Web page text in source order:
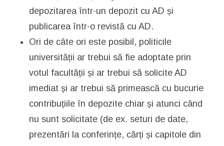
depozitarea într-un depozit cu AD și
publicarea într-o revistă cu AD.
Ori de câte ori este posibil, politicile
universității ar trebui să fie adoptate prin
votul facultății și ar trebui să solicite AD
imediat și ar trebui să primească cu bucurie
contribuțiile în depozite chiar și atunci când
nu sunt solicitate (de ex. seturi de date,
prezentări la conferințe, cărți și capitole din